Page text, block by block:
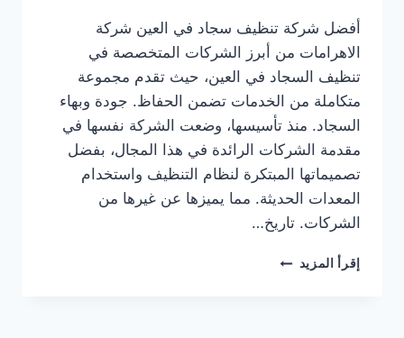
أفضل شركة تنظيف سجاد في العين شركة
الاهرامات من أبرز الشركات المتخصصة في
تنظيف السجاد في العين، حيث تقدم مجموعة
متكاملة من الخدمات تضمن الحفاظ. جودة وبهاء
السجاد. منذ تأسيسها، وضعت الشركة نفسها في
مقدمة الشركات الرائدة في هذا المجال، بفضل
تصميماتها المبتكرة لنظام التنظيف واستخدام
المعدات الحديثة. مما يميزها عن غيرها من
الشركات. تاريخ…
إقرأ المزيد أفضل